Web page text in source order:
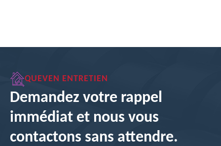
QUEVEN ENTRETIEN
Demandez votre rappel
immédiat et nous vous
contactons sans attendre.